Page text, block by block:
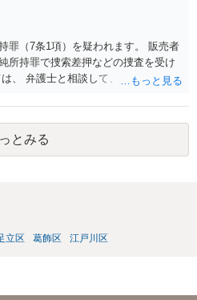
罪（7条1項）を疑われます。 販売者
所持罪で捜索差押などの捜査を受け
、 弁護士と相談して、 児童ポルノ
とみる
立区 葛飾区 江戸川区